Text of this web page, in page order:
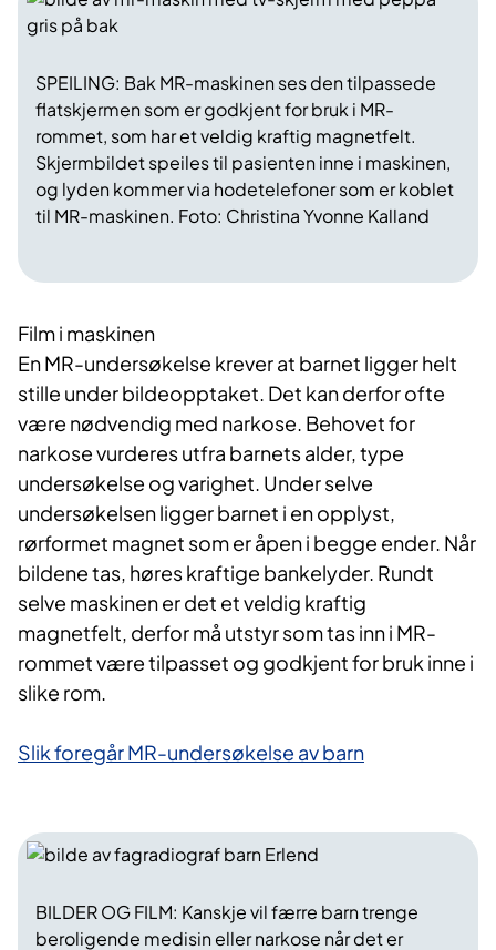
SPEILING: Bak MR-maskinen ses den tilpassede
flatskjermen som er godkjent for bruk i MR-
rommet, som har et veldig kraftig magnetfelt.
Skjermbildet speiles til pasienten inne i maskinen,
og lyden kommer via hodetelefoner som er koblet
til MR-maskinen. Foto: Christina Yvonne Kalland
Film i maskinen
En MR-undersøkelse krever at barnet ligger helt
stille under bildeopptaket. Det kan derfor ofte
være nødvendig med narkose. Behovet for
narkose vurderes utfra barnets alder, type
undersøkelse og varighet. Under selve
undersøkelsen ligger barnet i en opplyst,
rørformet magnet som er åpen i begge ender. Når
bildene tas, høres kraftige bankelyder. Rundt
selve maskinen er det et veldig kraftig
magnetfelt, derfor må utstyr som tas inn i MR-
rommet være tilpasset og godkjent for bruk inne i
slike rom.
Slik foregår MR-undersøkelse av barn​
BILDER OG FILM: Kanskje vil færre barn trenge
beroligende medisin eller narkose når det er